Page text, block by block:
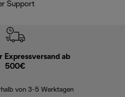
Support
Expressversand ab
500€
von 3-5 Werktagen